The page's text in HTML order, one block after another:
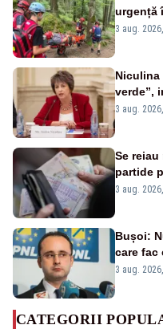
urgență
3 aug.
Niculina
verde”,
către
3 aug.
Se
partide
3 aug.
Bușoi:
care fac
3 aug.
CATEGORII